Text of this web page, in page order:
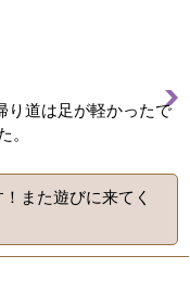
り道は足が軽かったで
。
また遊びに来てく